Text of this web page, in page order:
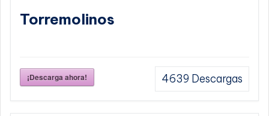
Torremolinos
¡Descarga ahora! 4639 Descargas